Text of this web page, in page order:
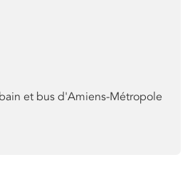
et bus d'Amiens-Métropole